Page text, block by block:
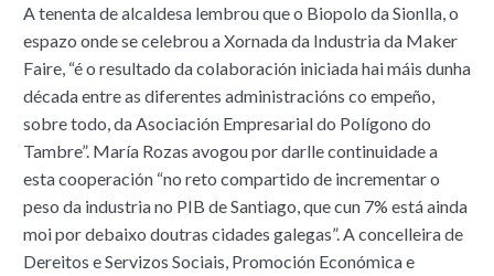
A tenenta de alcaldesa lembrou que o Biopolo da Sionlla, o
espazo onde se celebrou a Xornada da Industria da Maker
Faire, “é o resultado da colaboración iniciada hai máis dunha
década entre as diferentes administracións co empeño,
sobre todo, da Asociación Empresarial do Polígono do
Tambre”. María Rozas avogou por darlle continuidade a
esta cooperación “no reto compartido de incrementar o
peso da industria no PIB de Santiago, que cun 7% está ainda
moi por debaixo doutras cidades galegas”. A concelleira de
Dereitos e Servizos Sociais, Promoción Económica e